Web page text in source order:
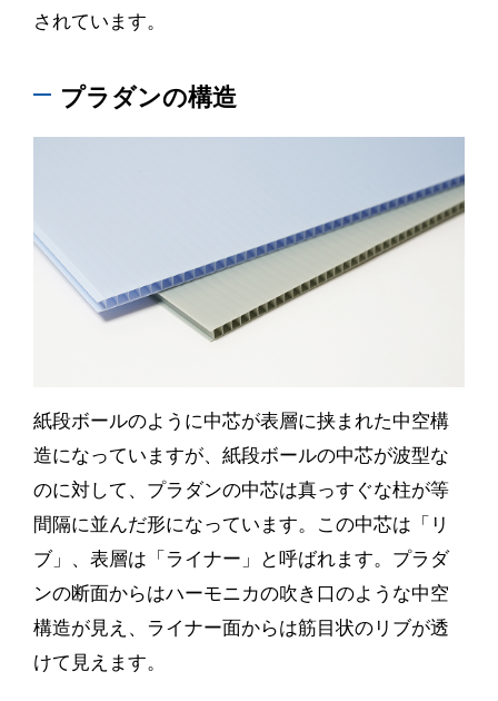
されています。
プラダンの構造
紙段ボールのように中芯が表層に挟まれた中空構
造になっていますが、紙段ボールの中芯が波型な
のに対して、プラダンの中芯は真っすぐな柱が等
間隔に並んだ形になっています。この中芯は「リ
ブ」、表層は「ライナー」と呼ばれます。プラダ
ンの断面からはハーモニカの吹き口のような中空
構造が見え、ライナー面からは筋目状のリブが透
けて見えます。